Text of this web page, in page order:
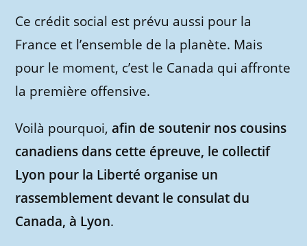
Ce crédit social est prévu aussi pour la
France et l’ensemble de la planète. Mais
pour le moment, c’est le Canada qui affronte
la première offensive.
Voilà pourquoi,afin de soutenir nos cousins
canadiens dans cette épreuve, le collectif
Lyon pour la Liberté organise un
rassemblement devant le consulat du
Canada, à Lyon.